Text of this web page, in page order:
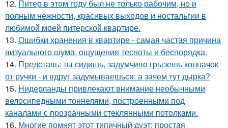
12. Питер в этом году был не только рабочим, но и
полным нежности, красивых выходов и ностальгии в
любимой моей питерской квартире.
13. Ошибки хранения в квартире - самая частая причина
визуального шума, ощущения тесноты и беспорядка.
14. Представь: ты сидишь, задумчиво грызешь колпачок
от ручки - и вдруг задумываешься: а зачем тут дырка?
15. Нидерланды привлекают внимание необычными
велосипедными тоннелями, построенными под
каналами с прозрачными стеклянными потолками.
16. Многие помнят этот типичный дуэт: простая